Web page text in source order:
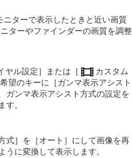
静止画）
画）
ト
ト方式
止画を切り出す
にRAW動画を出力する
信する
ニターで表示したときと近い画質
ターやファインダーの画質を調整
ヤル設定］ または ［
カスタム
望のキーに
［ガンマ表示アシスト
ガンマ表示アシスト方式の設定を
す。
式］ を ［オート］ にして画像を再
うに変換して表示します。